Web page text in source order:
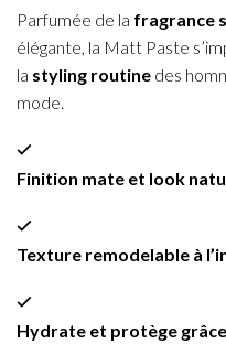
Parfumée de la fragrance
élégante, la Matt Paste
la styling routine des
mode.
Finition mate et look
Texture remodelable à
Hydrate et protège grâce